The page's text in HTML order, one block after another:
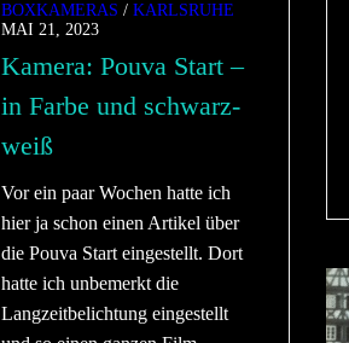
BOXKAMERAS /KARLSRUHE
MAI 21, 2023
Kamera: Pouva Start –
in Farbe und schwarz-
weiß
Vor ein paar Wochen hatte ich
hier ja schon einen Artikel über
die Pouva Start eingestellt. Dort
hatte ich unbemerkt die
Langzeitbelichtung eingestellt